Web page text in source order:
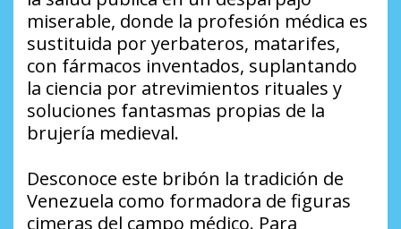
miserable, donde la profesión médica es
sustituida por yerbateros, matarifes,
con fármacos inventados, suplantando
la ciencia por atrevimientos rituales y
soluciones fantasmas propias de la
brujería medieval.
Desconoce este bribón la tradición de
Venezuela como formadora de figuras
cimeras del campo médico. Para